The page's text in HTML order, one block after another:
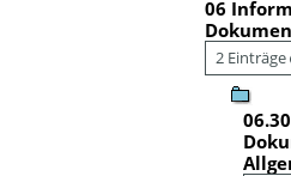
06
2 Einträge